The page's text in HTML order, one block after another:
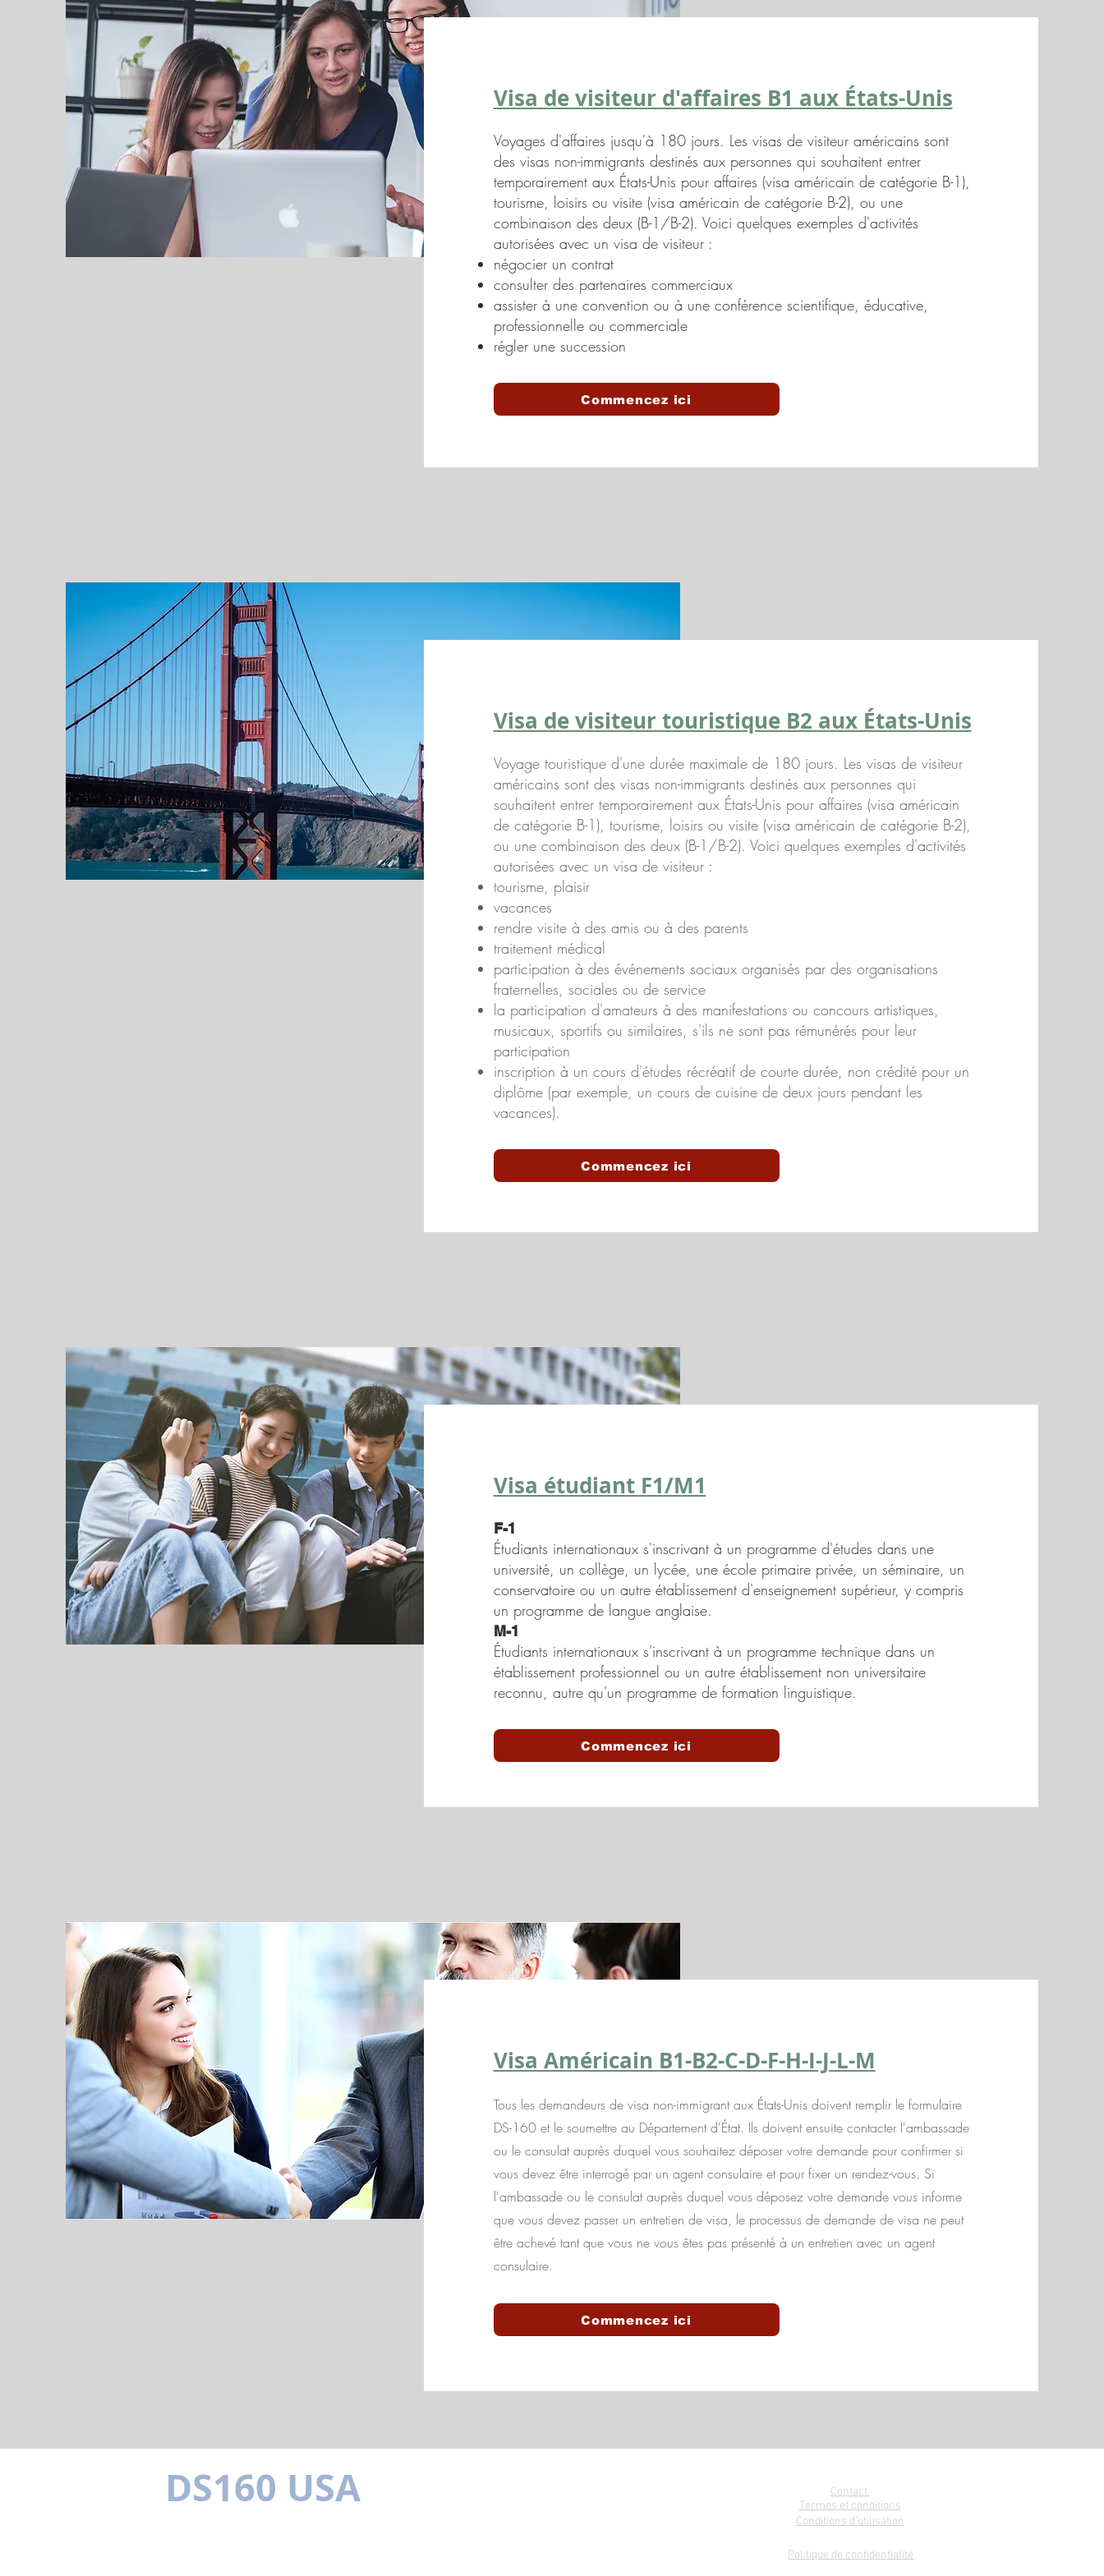
Visa de visiteur d'affaires B1 aux États-Unis
Voyages d'affaires jusqu'à 180 jours. Les visas de visiteur américains sont
des visas non-immigrants destinés aux personnes qui souhaitent entrer
temporairement aux États-Unis pour affaires (visa américain de catégorie B-1),
tourisme, loisirs ou visite (visa américain de catégorie B-2), ou une
combinaison des deux (B-1/B-2). Voici quelques exemples d'activités
autorisées avec un visa de visiteur :
négocier un contrat
consulter des partenaires commerciaux
assister à une convention ou à une conférence scientifique, éducative,
professionnelle ou commerciale
régler une succession
Commencez ici
Visa de visiteur touristique B2 aux États-Unis
Voyage touristique d'une durée maximale de 180 jours. Les visas de visiteur
américains sont des visas non-immigrants destinés aux personnes qui
souhaitent entrer temporairement aux États-Unis pour affaires (visa américain
de catégorie B-1), tourisme, loisirs ou visite (visa américain de catégorie B-2),
ou une combinaison des deux (B-1/B-2). Voici quelques exemples d'activités
autorisées avec un visa de visiteur :
tourisme, plaisir
vacances
rendre visite à des amis ou à des parents
traitement médical
participation à des événements sociaux organisés par des organisations
fraternelles, sociales ou de service
la participation d'amateurs à des manifestations ou concours artistiques,
musicaux, sportifs ou similaires, s'ils ne sont pas rémunérés pour leur
participation
inscription à un cours d'études récréatif de courte durée, non crédité pour un
diplôme (par exemple, un cours de cuisine de deux jours pendant les
vacances).
Commencez ici
Visa étudiant F1/M1
F-1
Étudiants internationaux s'inscrivant à un programme d'études dans une
université, un collège, un lycée, une école primaire privée, un séminaire, un
conservatoire ou un autre établissement d'enseignement supérieur, y compris
un programme de langue anglaise.
M-1
Étudiants internationaux s'inscrivant à un programme technique dans un
établissement professionnel ou un autre établissement non universitaire
reconnu, autre qu'un programme de formation linguistique.
Commencez ici
Visa Américain B1-B2-C-D-F-H-I-J-L-M
Tous les demandeurs de visa non-immigrant aux États-Unis doivent remplir le formulaire
DS-160 et le soumettre au Département d'État. Ils doivent ensuite contacter l'ambassade
ou le consulat auprès duquel vous souhaitez déposer votre demande pour confirmer si
vous devez être interrogé par un agent consulaire et pour fixer un rendez-vous. Si
l'ambassade ou le consulat auprès duquel vous déposez votre demande vous informe
que vous devez passer un entretien de visa, le processus de demande de visa ne peut
être achevé tant que vous ne vous êtes pas présenté à un entretien avec un agent
consulaire.
Commencez ici
DS160 USA
Contact
Termes et conditions
Conditions d'utilisation
Politique de confidentialité